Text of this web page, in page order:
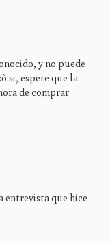
y no puede
si, espere que la
de comprar
entrevista que hice